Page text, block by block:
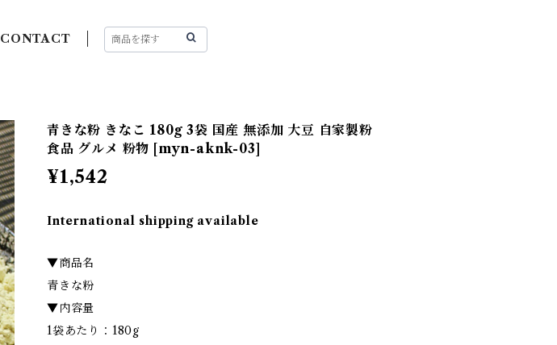
CONTACT
青きな粉 きなこ 180g 3袋 国産 無添加 大豆 自家製粉
食品 グルメ 粉物 [myn-aknk-03]
¥1,542
International shipping available
▼商品名
青きな粉
▼内容量
1袋あたり：180g